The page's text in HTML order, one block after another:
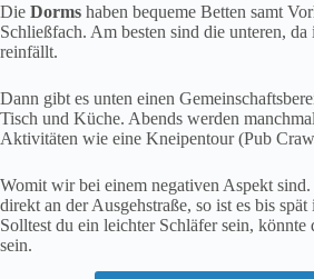
Die Dorms haben bequeme Betten samt
Schließfach. Am besten sind die unteren,
reinfällt.
Dann gibt es unten einen
Tisch und Küche. Abends werden
Aktivitäten wie eine Kneipentour (Pub
Womit wir bei einem negativen Aspekt
direkt an der Ausgehstraße, so ist es bis spät
Solltest du ein leichter Schläfer sein, könnte
sein.